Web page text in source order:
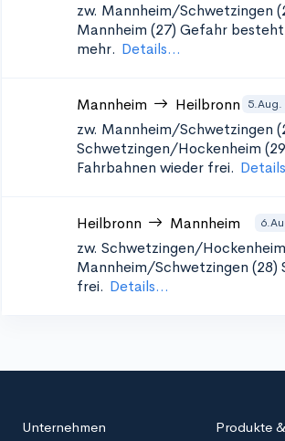
zw. Mannheim/Schwetzingen
Mannheim (27) Gefahr
mehr. Details...
Mannheim Heilbronn 5.Aug.
zw. Mannheim/Schwetzingen
Schwetzingen/Hockenheim
Fahrbahnen wieder frei.
Heilbronn Mannheim
zw. Schwetzingen/
Mannheim/Schwetzingen (28)
frei. Details...
Unternehmen Produkte